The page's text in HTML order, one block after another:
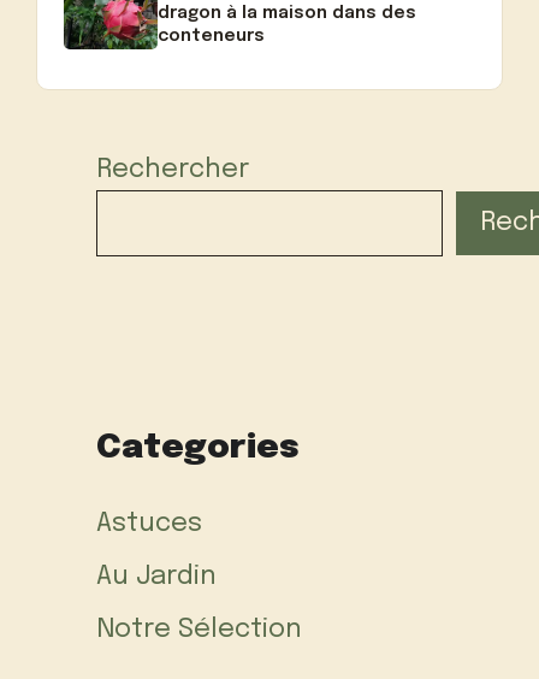
dragon à la maison dans des
conteneurs
Rechercher
Categories
Astuces
Au Jardin
Notre Sélection